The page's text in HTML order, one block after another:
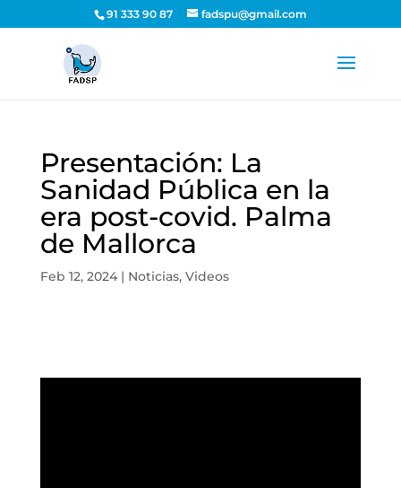
91 333 90 87 fadspu@gmail.com
Presentación: La
Sanidad Pública en la
era post-covid. Palma
de Mallorca
Feb 12, 2024| Noticias, Videos